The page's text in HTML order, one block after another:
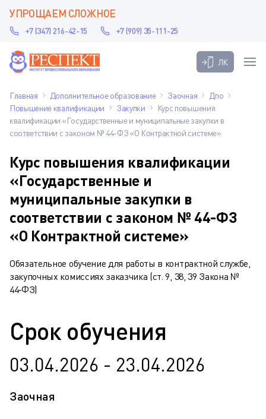
УПРОЩАЕМ СЛОЖНОЕ
+7 (347) 216-42-15 +7 (909) 35-111-25
ЛК
Главная Дополнительное образование Заочная
Дпо
Повышение квалификации
Закупки
Курс повышения
квалификации «Государственные и муниципальные закупки в
соответствии с законом № 44-ФЗ «О Контрактной системе»
Курс повышения квалификации
«Государственные и
муниципальные закупки в
соответствии с законом № 44-ФЗ
«О Контрактной системе»
Обязательное обучение для работы в контрактной службе,
закупочных комиссиях заказчика (ст. 9, 38, 39 Закона №
44‑ФЗ)
Срок обучения
03.04.2026 - 23.04.2026
Заочная